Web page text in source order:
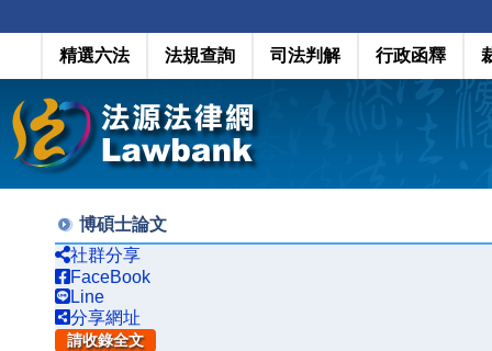
精選六法 法規查詢 司法判解 行政函釋
博碩士論文
社群分享
FaceBook
Line
分享網址
請收錄全文